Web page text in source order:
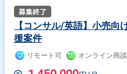
【コンサル/英語】小売向
援案件
リモート可 オンライン商